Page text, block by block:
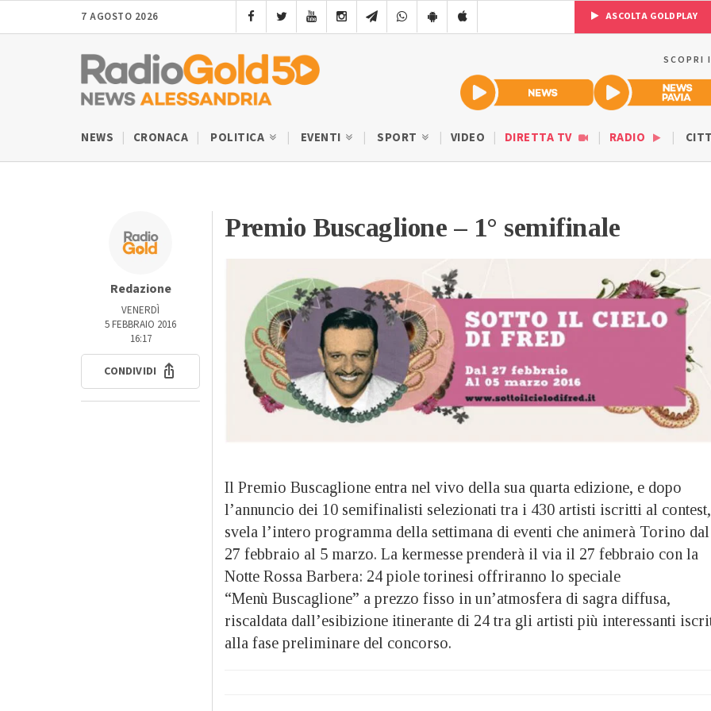
7 AGOSTO 2026 ASCOLTA GOLDPLAY
SCOPRI
NEWS CRONACA POLITICA EVENTI SPORT VIDEO DIRETTA TV RADIO
Redazione
VENERDÌ
5 FEBBRAIO 2016
16:17
CONDIVIDI
Premio Buscaglione – 1° semifinale
Il Premio Buscaglione entra nel vivo della sua quarta edizione, e dopo
l’annuncio dei 10 semifinalisti selezionati tra i 430 artisti iscritti al contest,
svela l’intero programma della settimana di eventi che animerà Torino dal
27 febbraio al 5 marzo. La kermesse prenderà il via il 27 febbraio con la
Notte Rossa Barbera: 24 piole torinesi offriranno lo speciale
“Menù Buscaglione” a prezzo fisso in un’atmosfera di sagra diffusa,
riscaldata dall’esibizione itinerante di 24 tra gli artisti più interessanti
alla fase preliminare del concorso.